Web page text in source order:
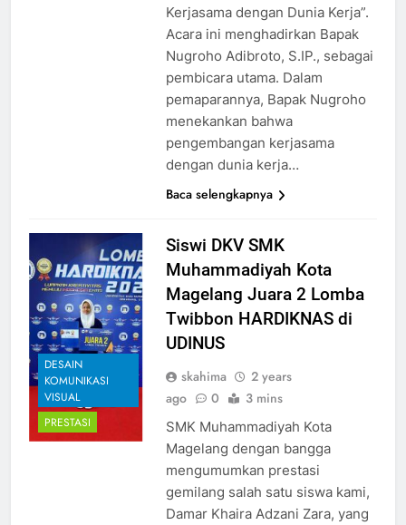
Kerjasama dengan Dunia Kerja”.
Acara ini menghadirkan Bapak
Nugroho Adibroto, S.IP., sebagai
pembicara utama. Dalam
pemaparannya, Bapak Nugroho
menekankan bahwa
pengembangan kerjasama
dengan dunia kerja…
Baca selengkapnya
DESAIN
KOMUNIKASI
VISUAL
PRESTASI
Siswi DKV SMK
Muhammadiyah Kota
Magelang Juara 2 Lomba
Twibbon HARDIKNAS di
UDINUS
skahima
2 years
ago
0 3 mins
SMK Muhammadiyah Kota
Magelang dengan bangga
mengumumkan prestasi
gemilang salah satu siswa kami,
Damar Khaira Adzani Zara, yang